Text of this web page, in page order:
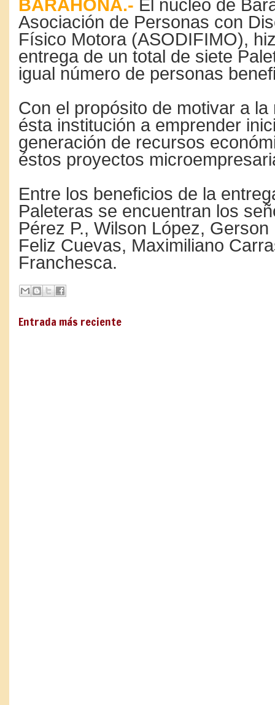
BARAHONA.- El núcleo de
Asociación de Personas con
Físico Motora (ASODIFIMO),
entrega de un total de siete
igual número de personas
Con el propósito de motivar a
ésta institución a emprender
generación de recursos
éstos proyectos
Entre los beneficios de la
Paleteras se encuentran los
Pérez P., Wilson López,
Feliz Cuevas, Maximiliano
Franchesca.
Entrada más reciente